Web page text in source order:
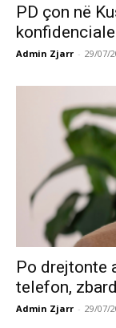
PD çon në
Admin Zjarr - 29/07/
Po drejtonte
telefon,
Admin Zjarr - 29/07/